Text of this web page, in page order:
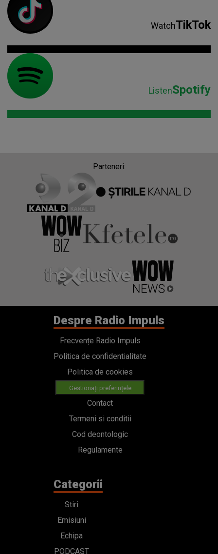
WatchTikTok
ListenSpotify
Parteneri:
Despre Radio Impuls
Frecvențe Radio Impuls
Politica de confidentialitate
Politica de cookies
Gestionați preferințele
Contact
Termeni si conditii
Cod deontologic
Regulamente
Categorii
Stiri
Emisiuni
Echipa
PODCAST